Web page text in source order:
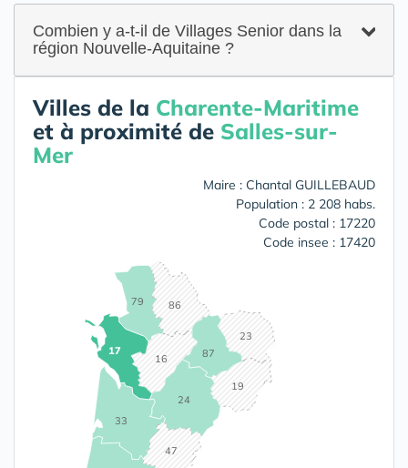
Combien y a-t-il de Villages Senior dans la
région Nouvelle-Aquitaine ?
Villes de la Charente-Maritime
et à proximité de Salles-sur-
Mer
Maire : Chantal GUILLEBAUD
Population : 2 208 habs.
Code postal : 17220
Code insee : 17420
16
17
19
23
24
33
47
79 86
87